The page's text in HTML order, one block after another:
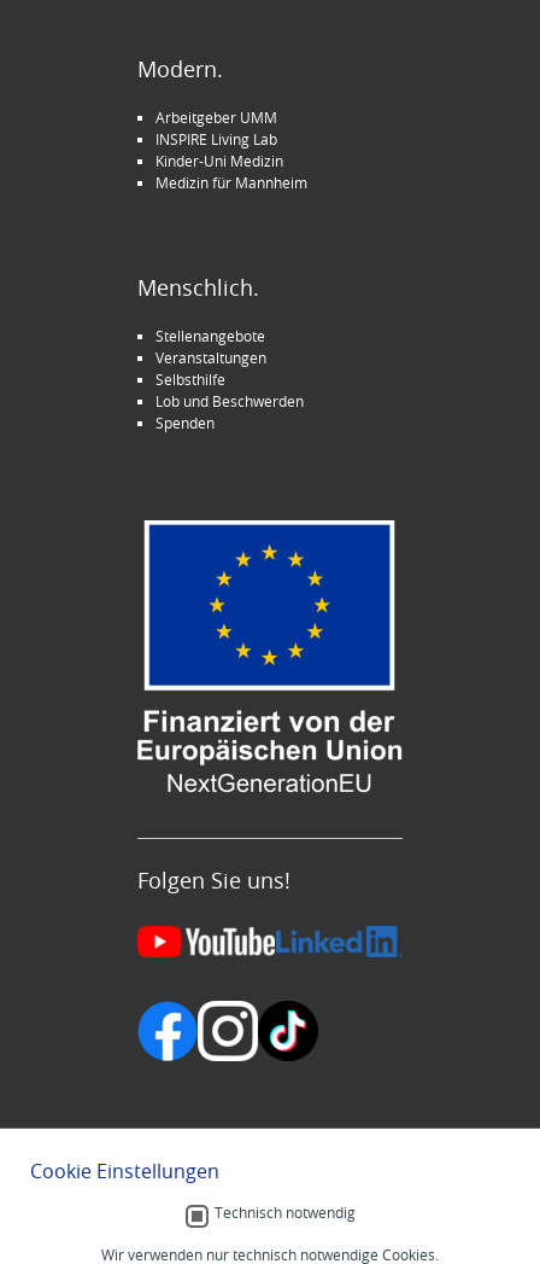
Modern.
Arbeitgeber UMM
INSPIRE Living Lab
Kinder-Uni Medizin
Medizin für Mannheim
Menschlich.
Stellenangebote
Veranstaltungen
Selbsthilfe
Lob und Beschwerden
Spenden
Folgen Sie uns!
Cookie Einstellungen
Technisch notwendig
Wir verwenden nur technisch notwendige Cookies.